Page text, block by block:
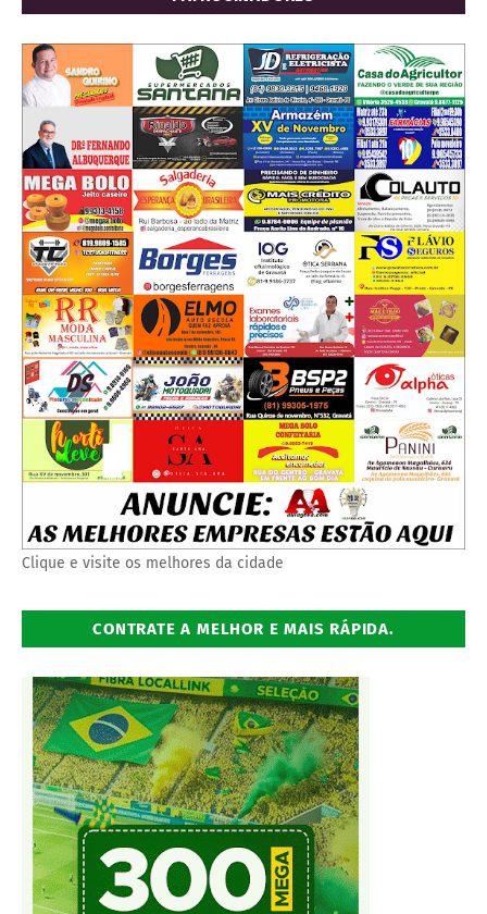
Clique e visite os melhores da cidade
CONTRATE A MELHOR E MAIS RÁPIDA.